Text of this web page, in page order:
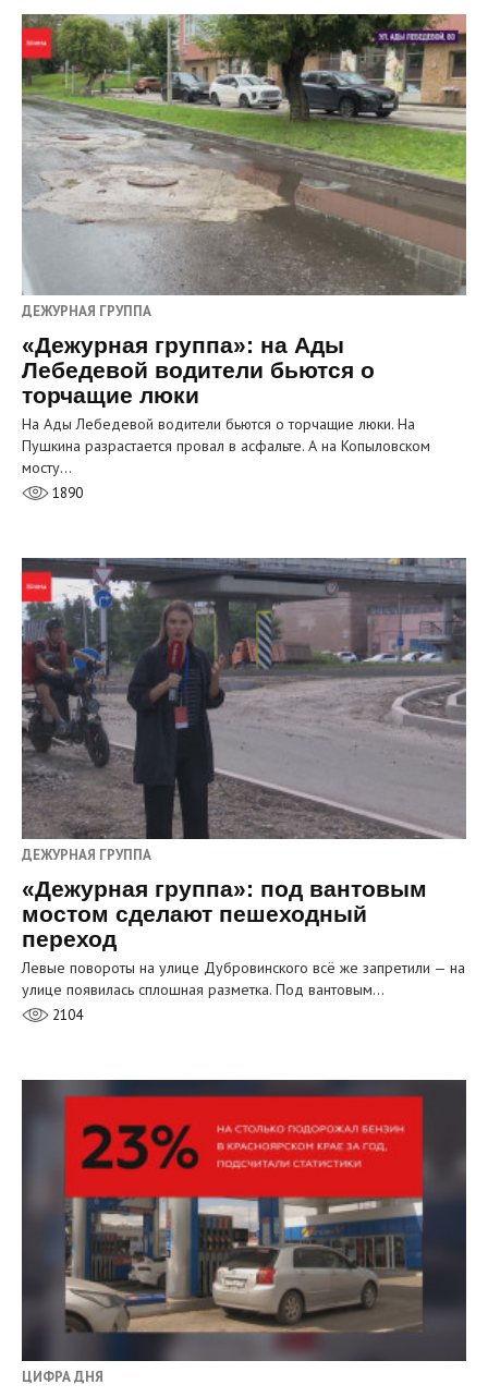
ДЕЖУРНАЯ ГРУППА
«Дежурная группа»: на Ады
Лебедевой водители бьются о
торчащие люки
На Ады Лебедевой водители бьются о торчащие люки. На
Пушкина разрастается провал в асфальте. А на Копыловском
мосту…
1890
ДЕЖУРНАЯ ГРУППА
«Дежурная группа»: под вантовым
мостом сделают пешеходный
переход
Левые повороты на улице Дубровинского всё же запретили — на
улице появилась сплошная разметка. Под вантовым…
2104
ЦИФРА ДНЯ